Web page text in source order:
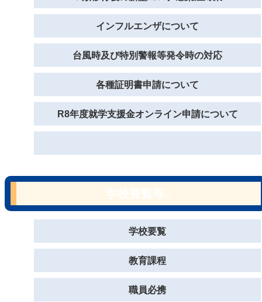
インフルエンザについて
台風時及び特別警報等発令時の対応
各種証明書申請について
R8年度就学支援金オンライン申請について
学校要覧
教育課程
職員必携